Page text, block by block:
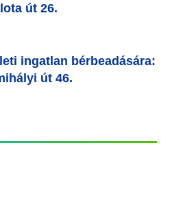
út 26.
ingatlan bérbeadására:
út 46.